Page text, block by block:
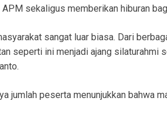
sekaligus memberikan hiburan
sangat luar biasa. Dari
seperti ini menjadi ajang silaturahmi
jumlah peserta menunjukkan bahwa